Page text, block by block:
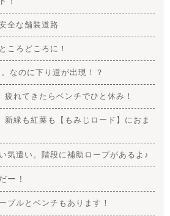
全な舗装道路
ころどころに！
なのに下り道が出現！？
れてきたらベンチでひと休み！
緑も紅葉も【もみじロード】におま
気遣い。階段に補助ロープがあるよ♪
ー！
ブルとベンチもあります！